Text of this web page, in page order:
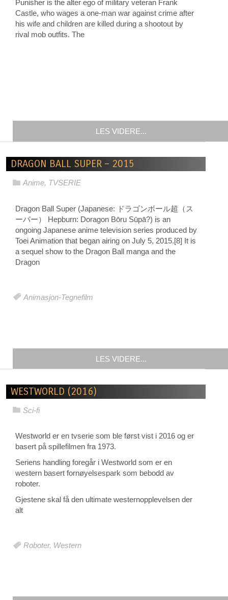
Punisher is the alter ego of military veteran Frank
Castle, who wages a one-man war against crime after
his wife and children are killed during a shootout by
rival mob outfits. The
LES VIDERE...
DRAGON BALL SUPER – 2015
Anime, TVSERIE
Dragon Ball Super (Japanese: ドラゴンボール超（ス
ーパー） Hepburn: Doragon Bōru Sūpā?) is an
ongoing Japanese anime television series produced by
Toei Animation that began airing on July 5, 2015.[8] It is
a sequel show to the Dragon Ball manga and the
Dragon
Animasjon-Tegnefilm
LES VIDERE...
WESTWORLD (2016)
Sci-fi
Westworld er en tvserie som ble først vist i 2016 og er
basert på spillefilmen fra 1973.
Seriens handling foregår i Westworld som er en
western basert fornøyelsespark som bebodd av
roboter.
Gjestene skal få den ultimate westernopplevelsen der
alt
Roboter, Western